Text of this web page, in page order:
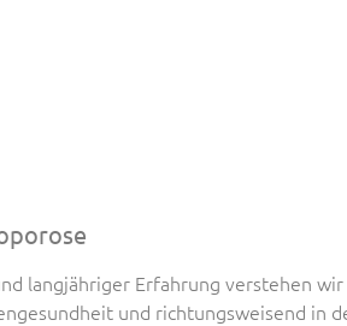
langjähriger Erfahrung verstehen
und richtungsweisend in